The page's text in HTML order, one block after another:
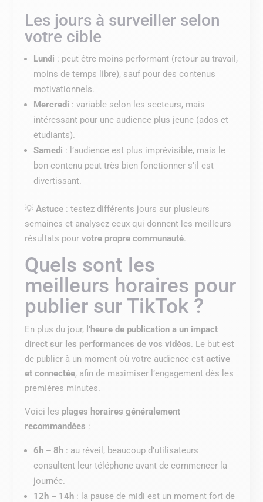
Les jours à surveiller selon
votre cible
Lundi : peut être moins performant (retour au travail,
moins de temps libre), sauf pour des contenus
motivationnels.
Mercredi : variable selon les secteurs, mais
intéressant pour une audience plus jeune (ados et
étudiants).
Samedi : l’audience est plus imprévisible, mais le
bon contenu peut très bien fonctionner s’il est
divertissant.
💡Astuce : testez différents jours sur plusieurs
semaines et analysez ceux qui donnent les meilleurs
résultats pourvotre propre communauté.
Quels sont les
meilleurs horaires pour
publier sur TikTok ?
En plus du jour, l’heure de publication a un impact
direct sur les performances de vos vidéos. Le but est
de publier à un moment où votre audience estactive
et connectée, afin de maximiser l’engagement dès les
premières minutes.
Voici les plages horaires généralement
recommandées :
6h – 8h : au réveil, beaucoup d’utilisateurs
consultent leur téléphone avant de commencer la
journée.
12h – 14h : la pause de midi est un moment fort de